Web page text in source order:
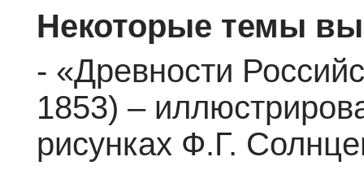
Некоторые темы
- «Древности
1853) –
рисунках Ф.Г.